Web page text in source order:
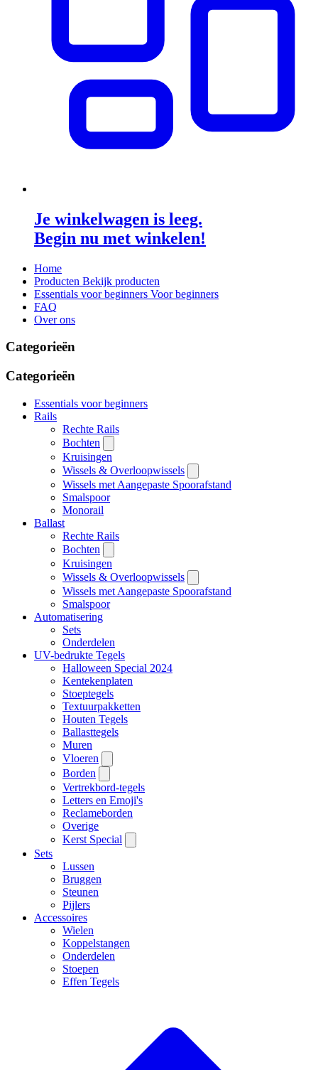
Je winkelwagen is leeg.
Begin nu met winkelen!
Home
Producten Bekijk producten
Essentials voor beginners Voor beginners
FAQ
Over ons
Categorieën
Categorieën
Essentials voor beginners
Rails
Rechte Rails
Bochten
Kruisingen
Wissels & Overloopwissels
Wissels met Aangepaste Spoorafstand
Smalspoor
Monorail
Ballast
Rechte Rails
Bochten
Kruisingen
Wissels & Overloopwissels
Wissels met Aangepaste Spoorafstand
Smalspoor
Automatisering
Sets
Onderdelen
UV-bedrukte Tegels
Halloween Special 2024
Kentekenplaten
Stoeptegels
Textuurpakketten
Houten Tegels
Ballasttegels
Muren
Vloeren
Borden
Vertrekbord-tegels
Letters en Emoji's
Reclameborden
Overige
Kerst Special
Sets
Lussen
Bruggen
Steunen
Pijlers
Accessoires
Wielen
Koppelstangen
Onderdelen
Stoepen
Effen Tegels